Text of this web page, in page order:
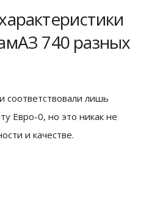
740 разных
соответствовали лишь
Евро-0, но это никак не
и качестве.